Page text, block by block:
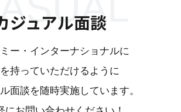
ジュアル面談
ー・インターナショナルに
持っていただけるように
面談を随時実施しています。